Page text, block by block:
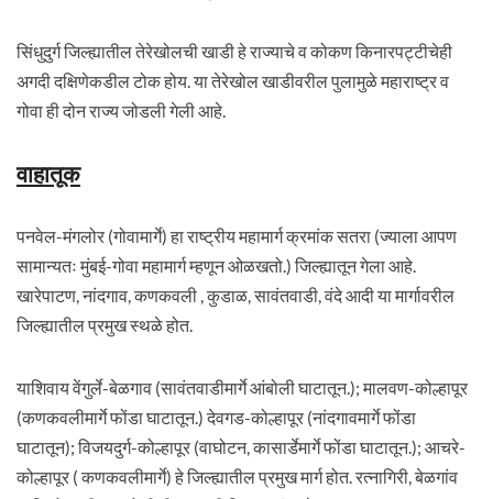
सिंधुदुर्ग जिल्ह्यातील तेरेखोलची खाडी हे राज्याचे व कोकण किनारपट्टीचेही
अगदी दक्षिणेकडील टोक होय. या तेरेखोल खाडीवरील पुलामुळे महाराष्ट्र व
गोवा ही दोन राज्य जोडली गेली आहे.
वाहातूक
पनवेल-मंगलोर (गोवामार्गे) हा राष्ट्रीय महामार्ग क्रमांक सतरा (ज्याला आपण
सामान्यतः मुंबई-गोवा महामार्ग म्हणून ओळखतो.) जिल्ह्यातून गेला आहे.
खारेपाटण, नांदगाव, कणकवली , कुडाळ, सावंतवाडी, वंदे आदी या मार्गावरील
जिल्ह्यातील प्रमुख स्थळे होत.
याशिवाय वेंगुर्ले-बेळगाव (सावंतवाडीमार्गे आंबोली घाटातून.); मालवण-कोल्हापूर
(कणकवलीमार्गे फोंडा घाटातून.) देवगड-कोल्हापूर (नांदगावमार्गे फोंडा
घाटातून); विजयदुर्ग-कोल्हापूर (वाघोटन, कासार्डेमार्गे फोंडा घाटातून.); आचरे-
कोल्हापूर ( कणकवलीमार्गे) हे जिल्ह्यातील प्रमुख मार्ग होत. रत्नागिरी, बेळगांव